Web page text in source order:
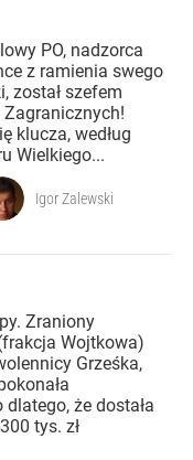
PO, nadzorca
z ramienia swego
został szefem
klucza, według
Wielkiego...
Igor Zalewski
Zraniony
Wojtkowa)
Grześka,
że dostała
tys. zł